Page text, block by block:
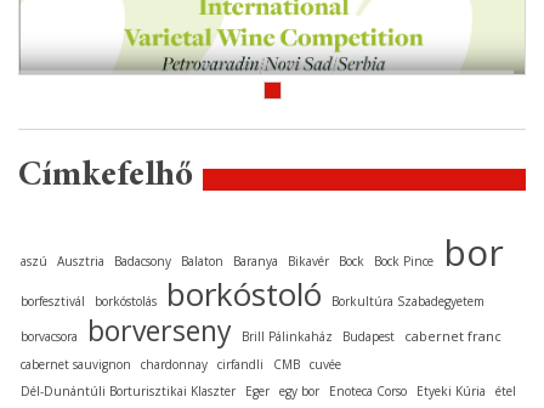
Címkefelhő
aszú Ausztria Badacsony Balaton Baranya Bikavér Bock Bock Pince bor
borfesztivál borkóstolás borkóstoló Borkultúra Szabadegyetem
borvacsora borverseny Brill Pálinkaház Budapest cabernet franc
cabernet sauvignon chardonnay cirfandli CMB cuvée
Dél-Dunántúli Borturisztikai Klaszter
Eger egy bor Enoteca Corso Etyeki Kúria
étel